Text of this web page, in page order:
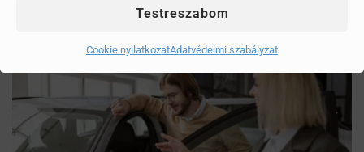
Testreszabom
Cookie nyilatkozatAdatvédelmi szabályzat